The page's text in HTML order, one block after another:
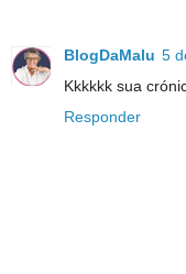
BlogDaMalu 5
Kkkkkk sua
Responder